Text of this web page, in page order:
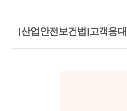
[산업안전보건법]고객응